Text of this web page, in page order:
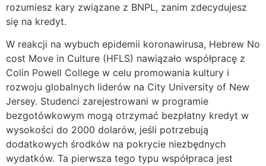
rozumiesz kary związane z BNPL, zanim zdecydujesz
się na kredyt.
W reakcji na wybuch epidemii koronawirusa, Hebrew No
cost Move in Culture (HFLS) nawiązało współpracę z
Colin Powell College w celu promowania kultury i
rozwoju globalnych liderów na City University of New
Jersey. Studenci zarejestrowani w programie
bezgotówkowym mogą otrzymać bezpłatny kredyt w
wysokości do 2000 dolarów, jeśli potrzebują
dodatkowych środków na pokrycie niezbędnych
wydatków. Ta pierwsza tego typu współpraca jest